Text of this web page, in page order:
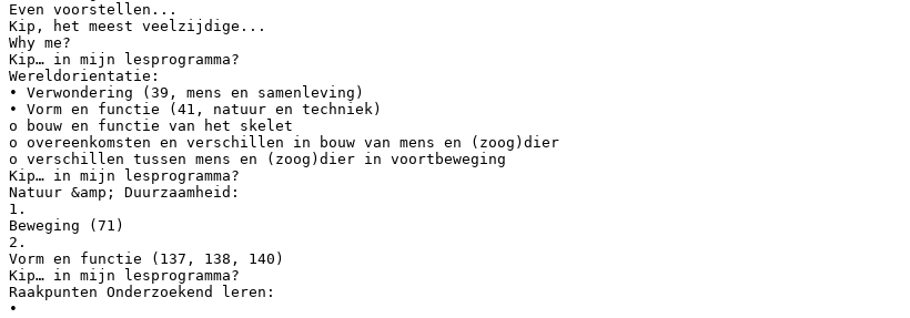
Even voorstellen...
Kip, het meest veelzijdige...
Why me?
Kip… in mijn lesprogramma?
Wereldorientatie:
• Verwondering (39, mens en samenleving)
• Vorm en functie (41, natuur en techniek)
o bouw en functie van het skelet
o overeenkomsten en verschillen in bouw van mens en (zoog)dier
o verschillen tussen mens en (zoog)dier in voortbeweging
Kip… in mijn lesprogramma?
Natuur &amp; Duurzaamheid:
1.
Beweging (71)
2.
Vorm en functie (137, 138, 140)
Kip… in mijn lesprogramma?
Raakpunten Onderzoekend leren:
•